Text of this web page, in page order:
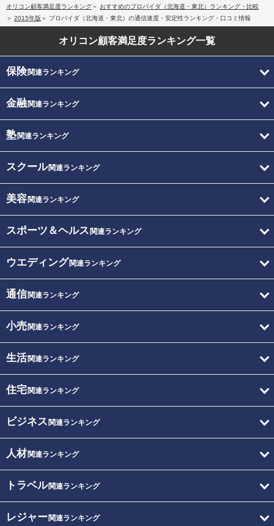
オリコン顧客満足度ランキング
おすすめのプロバイダ（北海道・東北）ランキング・比較
2015年版
プロバイダ（北海道・東北）の通信速度・安定性ランキング・口コミ情報
オリコン顧客満足度ランキング一覧
保険関連ランキング
金融関連ランキング
塾関連ランキング
スクール関連ランキング
美容関連ランキング
スポーツ＆ヘルス 関連ランキング
ウエディング関連ランキング
通信関連ランキング
小売関連ランキング
生活関連ランキング
住宅関連ランキング
ビジネス 関連ランキング
人材関連ランキング
トラベル関連ランキング
レジャー関連ランキング